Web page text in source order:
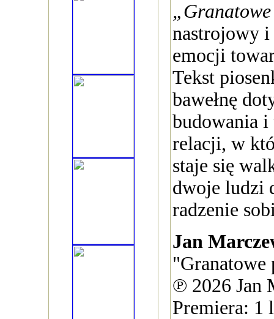
nastrojowy i
emocji
Tekst
bawełnę
budowania
relacji, w
staje się
dwoje ludzi
radzenie
Jan
"Granatowe
℗ 2026 Jan
Premiera: 1